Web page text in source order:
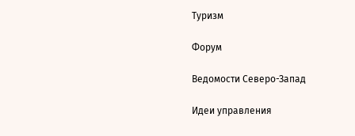
Туризм
Форум
Ведомости Северо-Запад
Идеи управления